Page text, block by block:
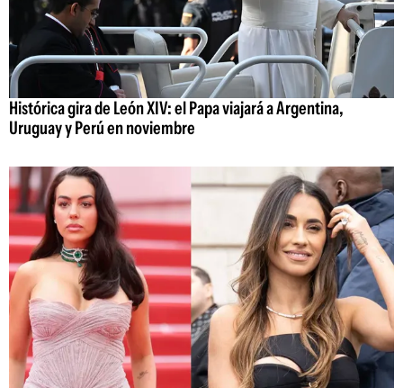
Histórica gira de León XIV: el Papa viajará a Argentina,
Uruguay y Perú en noviembre